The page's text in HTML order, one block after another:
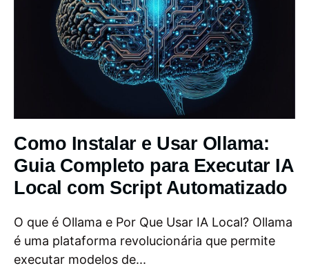
Como Instalar e Usar Ollama:
Guia Completo para Executar IA
Local com Script Automatizado
O que é Ollama e Por Que Usar IA Local? Ollama
é uma plataforma revolucionária que permite
executar modelos de...